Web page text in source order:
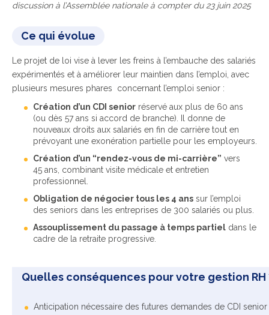
discussion à l’Assemblée nationale à compter du 23 juin 2025
Ce qui évolue
Le projet de loi vise à lever les freins à l’embauche des salariés
expérimentés et à améliorer leur maintien dans l’emploi, avec
plusieurs mesures phares concernant l’emploi senior :
Création d’un CDI senior réservé aux plus de 60 ans
(ou dès 57 ans si accord de branche). Il donne de
nouveaux droits aux salariés en fin de carrière tout en
prévoyant une exonération partielle pour les employeurs.
Création d’un “rendez-vous de mi-carrière” vers
45 ans, combinant visite médicale et entretien
professionnel.
Obligation de négocier tous les 4 ans sur l’emploi
des seniors dans les entreprises de 300 salariés ou plus.
Assouplissement du passage à temps partiel dans le
cadre de la retraite progressive.
Quelles conséquences pour votre gestion RH
Anticipation nécessaire des futures demandes de CDI